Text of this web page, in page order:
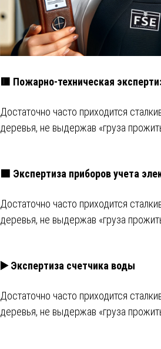
🟥 Пожарно-техническая
Достаточно часто приходится
деревья, не выдержав «груза
🟩 Экспертиза приборов учета
Достаточно часто приходится
деревья, не выдержав «груза
▶️ Экспертиза счетчика воды
Достаточно часто приходится
деревья, не выдержав «груза